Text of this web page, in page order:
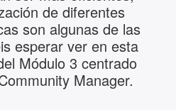
de diferentes
son algunas de las
esperar ver en esta
Módulo 3 centrado
Manager.